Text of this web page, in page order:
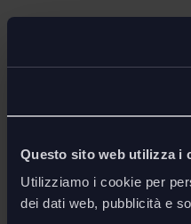
Questo sito web utilizza i
Utilizziamo i cookie per
dei dati web, pubblicità e